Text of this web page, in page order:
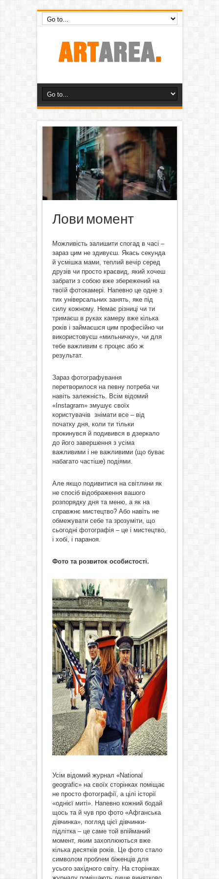
Лови момент
Можливість залишити спогад в часі –
зараз цим не здивуєш. Якась секунда
й усмішка мами, теплий вечір серед
друзів чи просто краєвид, який хочеш
забрати з собою вже збережений на
твоїй фотокамері. Напевно це одне з
тих універсальних занять, яке під
силу кожному. Немає різниці чи ти
тримаєш в руках камеру вже кілька
років і займаєшся цим професійно чи
використовуєш «мильничку», чи для
тебе важливим є процес або ж
результат.
Зараз фотографування
перетворилося на певну потреба чи
навіть залежність. Всім відомий
«Instagram» змушує своїх
користувачів знімати все – від
початку дня, коли ти тільки
прокинувся й подивився в дзеркало
до його завершення з усіма
важливими і не важливими (що буває
набагато частіше) подіями.
Але якщо подивитися на світлини як
не спосіб відображення вашого
розпорядку дня та меню, а як на
справжнє мистецтво? Або навіть не
обмежувати себе та зрозуміти, що
сьогодні фотографія – це і мистецтво,
і хобі, і параноя.
Фото та розвиток особистості.
Усім відомий журнал «National
geografic» на своїх сторінках поміщає
не просто фотографії, а цілі історії
«однієї миті». Напевно кожний бодай
щось та й чув про фото «Афганська
дівчинка», погляд цієї дівчинки-
підлітка – це саме той впійманий
момент, яким захоплюються вже
кілька десятків років. Це фото стало
символом проблем біженців для
усього західного світу. На сторінках